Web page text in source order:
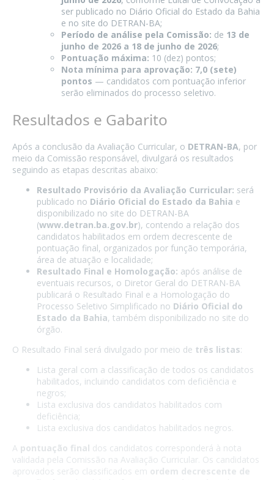
ser publicado no Diário Oficial do Estado da Bahia
e no site do DETRAN-BA;
Período de análise pela Comissão: de 13 de
junho de 2026 a 18 de junho de 2026;
Pontuação máxima: 10 (dez) pontos;
Nota mínima para aprovação: 7,0 (sete)
pontos — candidatos com pontuação inferior
serão eliminados do processo seletivo.
Resultados e Gabarito
Após a conclusão da Avaliação Curricular, o DETRAN-BA, por
meio da Comissão responsável, divulgará os resultados
seguindo as etapas descritas abaixo:
Resultado Provisório da Avaliação Curricular: será
publicado no Diário Oficial do Estado da Bahia e
disponibilizado no site do DETRAN-BA
(www.detran.ba.gov.br), contendo a relação dos
candidatos habilitados em ordem decrescente de
pontuação final, organizados por função temporária,
área de atuação e localidade;
Resultado Final e Homologação: após análise de
eventuais recursos, o Diretor Geral do DETRAN-BA
publicará o Resultado Final e a Homologação do
Processo Seletivo Simplificado no Diário Oficial do
Estado da Bahia, também disponibilizado no site do
órgão.
O Resultado Final será divulgado por meio de três listas:
Lista geral com a classificação de todos os candidatos
habilitados, incluindo candidatos com deficiência e
negros;
Lista exclusiva dos candidatos habilitados com
deficiência;
Lista exclusiva dos candidatos habilitados negros.
A pontuação final dos candidatos corresponderá à nota
validada pela Comissão na Avaliação Curricular. Os candidatos
aprovados serão classificados em ordem decrescente de